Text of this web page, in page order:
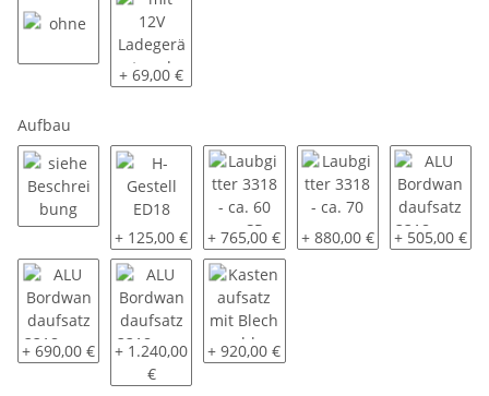
mit 12V Ladegerät und Steckermontage
+ 69,00 €
Aufbau
siehe Beschreibung
H-Gestell ED18
+ 125,00 € Laubgitter 3318 - ca. 60 cm SP-Line -
+ 765,00 € Laubgitter 3318 - ca. 70
+ 880,00 € ALU
+ 505,00 €
ALU Bordwandaufsatz 3318 - ca. 40 cm - oben pendelnd -
+ 690,00 € ALU Bordwandaufsatz 3318 - ca. 70 cm - oben
+ 1.240,00
€
Kastenaufsatz mit Blech geschlossen
+ 920,00 €